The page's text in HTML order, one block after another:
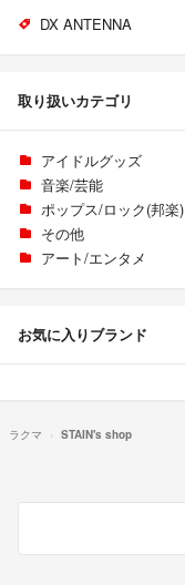
DX ANTENNA
取り扱いカテゴリ
アイドルグッズ
音楽/芸能
ポップス/ロック(邦楽)
その他
アート/エンタメ
お気に入りブランド
ラクマ STAIN's shop